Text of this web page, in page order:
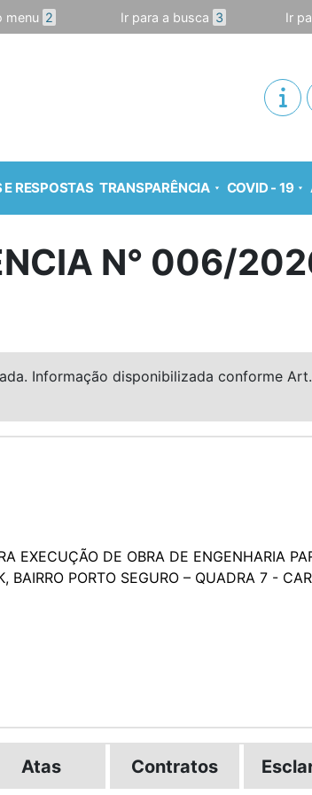
menu 2 Ir para a busca 3 Ir
E RESPOSTAS TRANSPARÊNCIA COVID - 19
N° 006/
Informação disponibilizada conforme Art.
EXECUÇÃO DE OBRA DE ENGENHARIA
PORTO SEGURO – QUADRA 7 -
Atas Contratos